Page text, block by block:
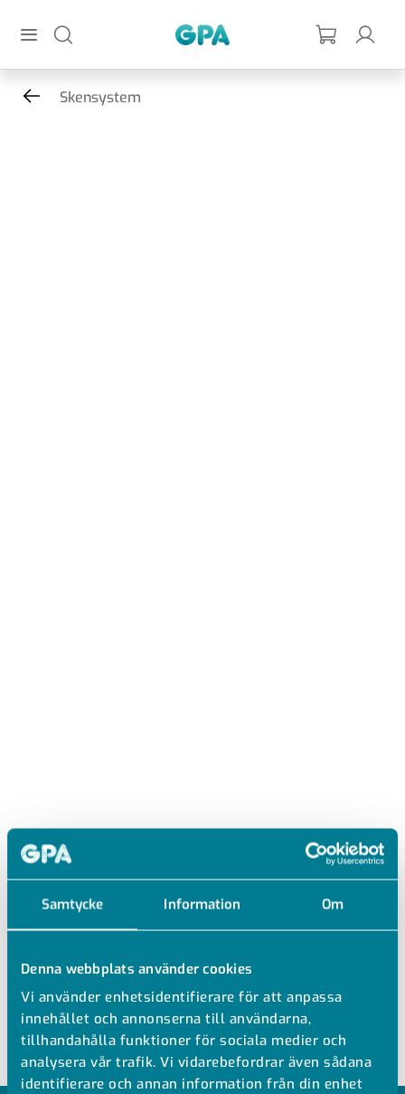
Samtycke Information Om
Denna webbplats använder cookies
Vi använder enhetsidentifierare för att anpassa
innehållet och annonserna till användarna,
tillhandahålla funktioner för sociala medier och
analysera vår trafik. Vi vidarebefordrar även sådana
identifierare och annan information från din enhet
Skensystem
TAKJÄRN U3
3MM FZV
Upp till M10 gängstång
Godstjocklek 3 mm